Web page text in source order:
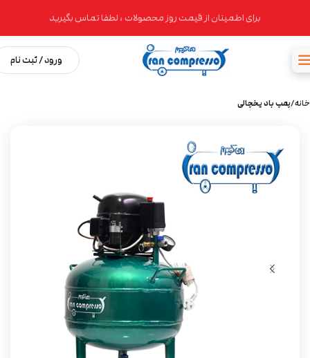
برای اطمینان از قیمت روز محصولات ، لطفا تماس بگیرید
ورود / ثبت نام
خانه پمپ باد یخچالی